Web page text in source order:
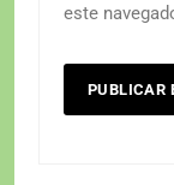
este